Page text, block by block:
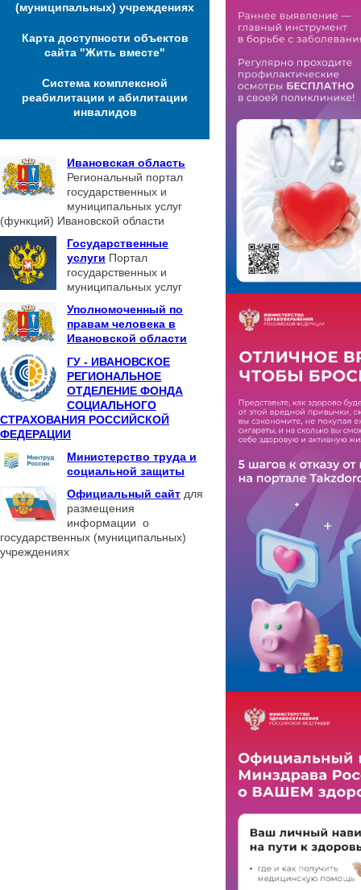
(муниципальных) учреждениях
Карта доступности объектов
сайта "Жить вместе"
Система комплексной
реабилитации и абилитации
инвалидов
Ивановская область
Региональный портал
государственных и
муниципальных услуг
(функций) Ивановской области
Государственные
услуги Портал
государственных и
муниципальных услуг
Уполномоченный по
правам человека в
Ивановской области
ГУ - ИВАНОВСКОЕ
РЕГИОНАЛЬНОЕ
ОТДЕЛЕНИЕ ФОНДА
СОЦИАЛЬНОГО
СТРАХОВАНИЯ РОССИЙСКОЙ
ФЕДЕРАЦИИ
Министерство труда и
социальной защиты
Официальный сайт для
размещения
информации о
государственных (муниципальных)
учреждениях